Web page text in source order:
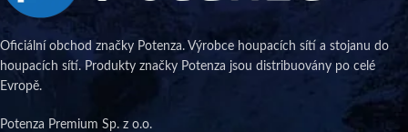
Oficiální obchod značky Potenza. Výrobce houpacích sítí a stojanu do
houpacích sítí. Produkty značky Potenza jsou distribuovány po celé
Evropě.
Potenza Premium Sp. z o.o.